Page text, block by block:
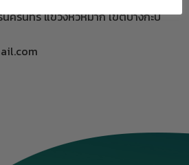
ครินทร์ แขวงหัวหมาก เขตบางกะปิ